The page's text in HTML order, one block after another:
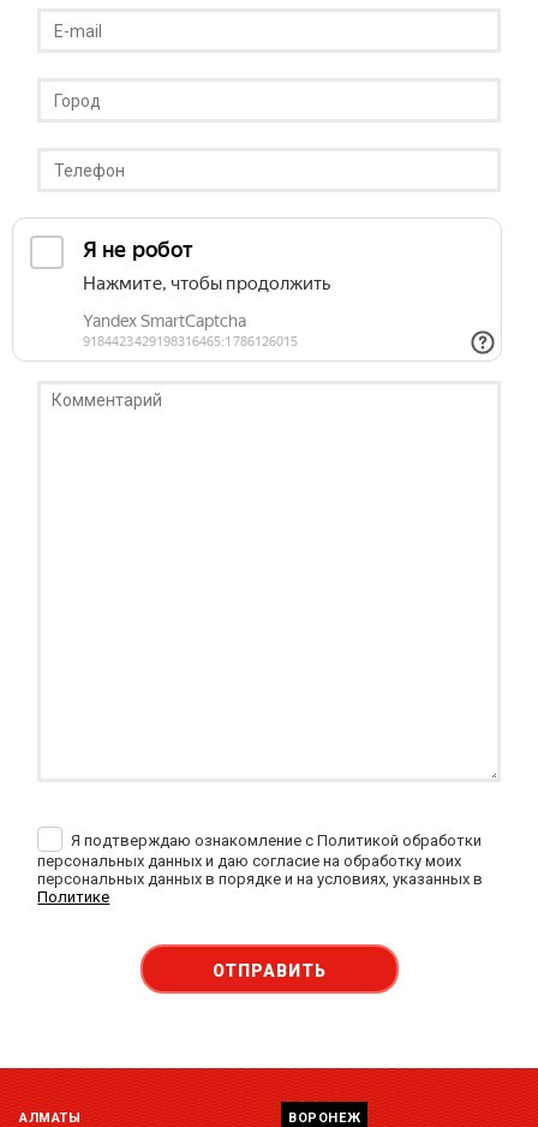
Я подтверждаю ознакомление с Политикой обработки
персональных данных и даю согласие на обработку моих
персональных данных в порядке и на условиях, указанных в
Политике
ОТПРАВИТЬ
АЛМАТЫ
ВОРОНЕЖ